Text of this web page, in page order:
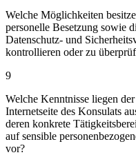
Welche Möglichkeiten
personelle Besetzung sowie
Datenschutz- und
kontrollieren oder zu
9
Welche Kenntnisse liegen
Internetseite des Konsulats
deren konkrete
auf sensible
vor?